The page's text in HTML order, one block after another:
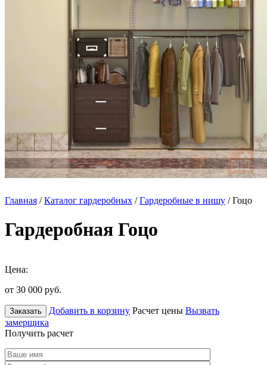
Главная /Каталог гардеробных /Гардеробные в нишу / Гоцо
Гардеробная Гоцо
Цена:
от 30 000 руб.
Заказать Добавить в корзину Расчет цены Вызвать
замерщика
Получить расчет